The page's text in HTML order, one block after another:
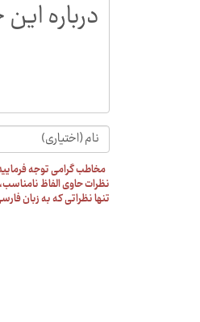
مخاطب گرامی توجه
نظرات حاوی الفاظ
تنها نظراتی که به زبان